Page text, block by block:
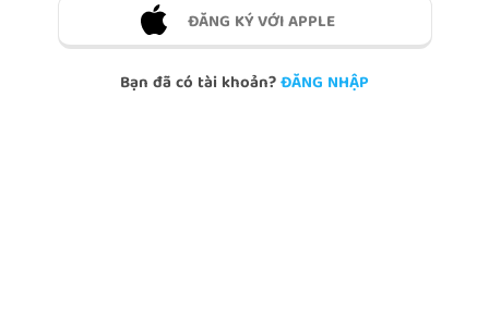
ĐĂNG KÝ VỚI APPLE
Bạn đã có tài khoản?ĐĂNG NHẬP